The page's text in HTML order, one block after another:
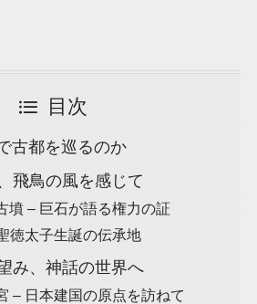
目次
古都を巡るのか
飛鳥の風を感じて
墳 – 巨石が語る権力の証
徳太子生誕の伝承地
み、神話の世界へ
– 日本建国の原点を訪ねて